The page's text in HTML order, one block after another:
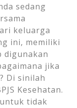
sedang
keluarga
ini, memiliki
digunakan
jika
Di sinilah
Kesehatan.
tidak